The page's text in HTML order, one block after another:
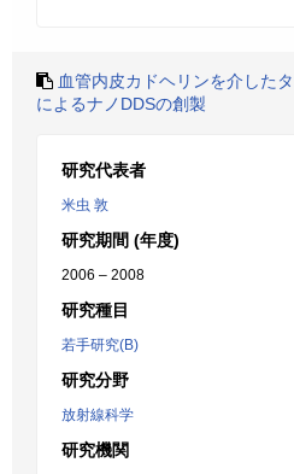
血管内皮カドヘリンを介した
によるナノDDSの創製
研究代表者
米虫 敦
研究期間 (年度)
2006 – 2008
研究種目
若手研究(B)
研究分野
放射線科学
研究機関